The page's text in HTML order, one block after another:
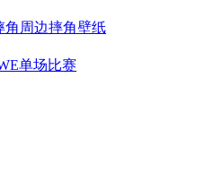
角周边摔角壁纸
单场比赛